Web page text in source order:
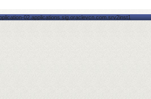
02.applications.sig.oraclevcn.com.srv2inst1